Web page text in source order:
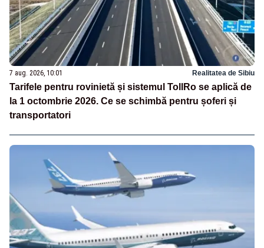
7 aug. 2026, 10:01 Realitatea de Sibiu
Tarifele pentru rovinietă și sistemul TollRo se aplică de
la 1 octombrie 2026. Ce se schimbă pentru șoferi și
transportatori